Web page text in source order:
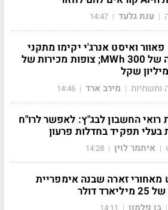
| ענת גלעד |
14:47
ואיסט אנרג'י יקימו מתקני
אגירה של 300 MWh; צופות מכירות של
ותשתיות | מירב ארד |
14:46
החשבון לבג"ץ: לאפשר לרו"ח
בעלי תפקיד בחדלות פרעון
| איתמר לוין |
14:28
מאחורי זארה שבנה אימפריית
דולר